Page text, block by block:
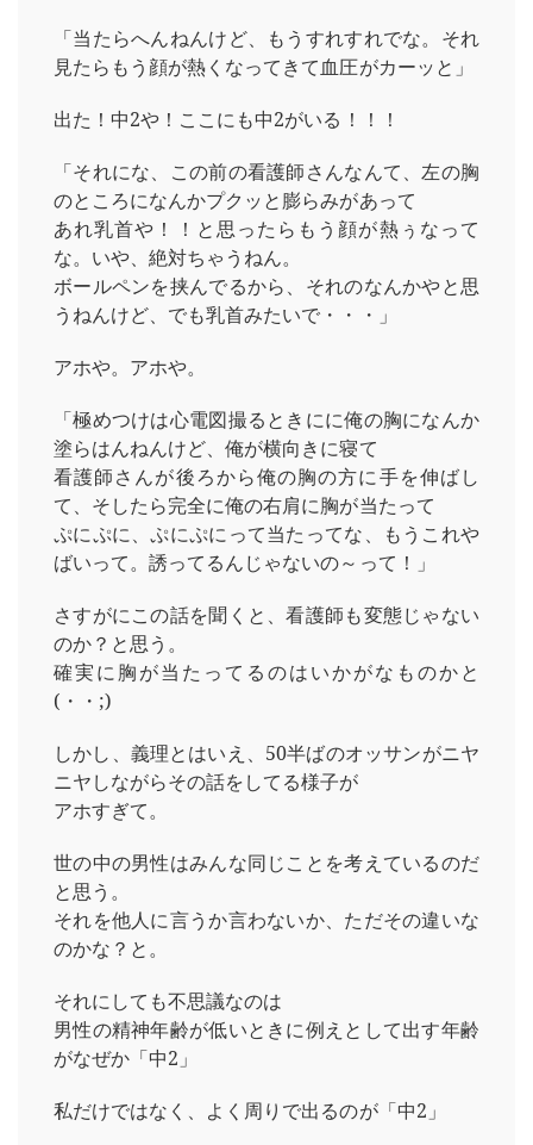
「当たらへんねんけど、もうすれすれでな。それ
見たらもう顔が熱くなってきて血圧がカーッと」
出た！中2や！ここにも中2がいる！！！
「それにな、この前の看護師さんなんて、左の胸
のところになんかプクッと膨らみがあって
あれ乳首や！！と思ったらもう顔が熱ぅなって
な。いや、絶対ちゃうねん。
ボールペンを挟んでるから、それのなんかやと思
うねんけど、でも乳首みたいで・・・」
アホや。アホや。
「極めつけは心電図撮るときにに俺の胸になんか
塗らはんねんけど、俺が横向きに寝て
看護師さんが後ろから俺の胸の方に手を伸ばし
て、そしたら完全に俺の右肩に胸が当たって
ぷにぷに、ぷにぷにって当たってな、もうこれや
ばいって。誘ってるんじゃないの～って！」
さすがにこの話を聞くと、看護師も変態じゃない
のか？と思う。
確実に胸が当たってるのはいかがなものかと
(・・;)
しかし、義理とはいえ、50半ばのオッサンがニヤ
ニヤしながらその話をしてる様子が
アホすぎて。
世の中の男性はみんな同じことを考えているのだ
と思う。
それを他人に言うか言わないか、ただその違いな
のかな？と。
それにしても不思議なのは
男性の精神年齢が低いときに例えとして出す年齢
がなぜか「中2」
私だけではなく、よく周りで出るのが「中2」